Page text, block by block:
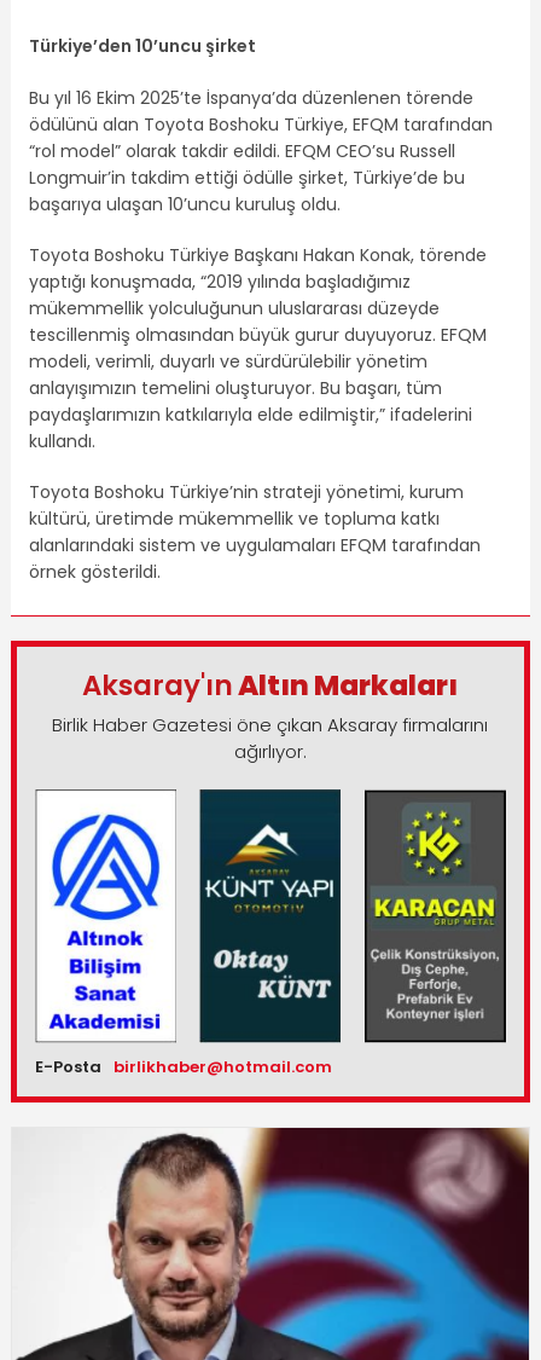
Türkiye’den 10’uncu şirket
Bu yıl 16 Ekim 2025’te İspanya’da düzenlenen törende
ödülünü alan Toyota Boshoku Türkiye, EFQM tarafından
“rol model” olarak takdir edildi. EFQM CEO’su Russell
Longmuir’in takdim ettiği ödülle şirket, Türkiye’de bu
başarıya ulaşan 10’uncu kuruluş oldu.
Toyota Boshoku Türkiye Başkanı Hakan Konak, törende
yaptığı konuşmada, “2019 yılında başladığımız
mükemmellik yolculuğunun uluslararası düzeyde
tescillenmiş olmasından büyük gurur duyuyoruz. EFQM
modeli, verimli, duyarlı ve sürdürülebilir yönetim
anlayışımızın temelini oluşturuyor. Bu başarı, tüm
paydaşlarımızın katkılarıyla elde edilmiştir,” ifadelerini
kullandı.
Toyota Boshoku Türkiye’nin strateji yönetimi, kurum
kültürü, üretimde mükemmellik ve topluma katkı
alanlarındaki sistem ve uygulamaları EFQM tarafından
örnek gösterildi.
Aksaray'ınAltın Markaları
Birlik Haber Gazetesi öne çıkan Aksaray firmalarını
ağırlıyor.
E-Posta birlikhaber@hotmail.com